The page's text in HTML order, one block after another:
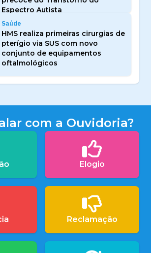
Espectro Autista
Saúde
HMS realiza primeiras cirurgias de
pterígio via SUS com novo
conjunto de equipamentos
oftalmológicos
com a Ouvidoria?
Elogio
Reclamação